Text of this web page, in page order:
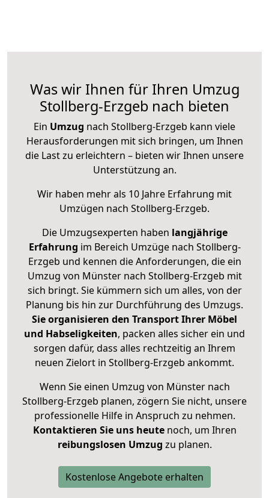
Was wir Ihnen für Ihren Umzug
Stollberg-Erzgeb nach bieten
Ein Umzug nach Stollberg-Erzgeb kann viele
Herausforderungen mit sich bringen, um Ihnen
die Last zu erleichtern – bieten wir Ihnen unsere
Unterstützung an.
Wir haben mehr als 10 Jahre Erfahrung mit
Umzügen nach Stollberg-Erzgeb.
Die Umzugsexperten haben langjährige
Erfahrung im Bereich Umzüge nach Stollberg-
Erzgeb und kennen die Anforderungen, die ein
Umzug von Münster nach Stollberg-Erzgeb mit
sich bringt. Sie kümmern sich um alles, von der
Planung bis hin zur Durchführung des Umzugs.
Sie organisieren den Transport Ihrer Möbel
und Habseligkeiten, packen alles sicher ein und
sorgen dafür, dass alles rechtzeitig an Ihrem
neuen Zielort in Stollberg-Erzgeb ankommt.
Wenn Sie einen Umzug von Münster nach
Stollberg-Erzgeb planen, zögern Sie nicht, unsere
professionelle Hilfe in Anspruch zu nehmen.
Kontaktieren Sie uns heutenoch, um Ihren
reibungslosen Umzug zu planen.
Kostenlose Angebote erhalten